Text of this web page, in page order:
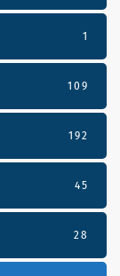
1
109
192
45
28